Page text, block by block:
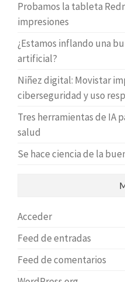
Probamos la tableta
impresiones
¿Estamos inflando una
artificial?
Niñez digital: Movistar
ciberseguridad y uso
Tres herramientas de IA
salud
Se hace ciencia de la
Acceder
Feed de entradas
Feed de comentarios